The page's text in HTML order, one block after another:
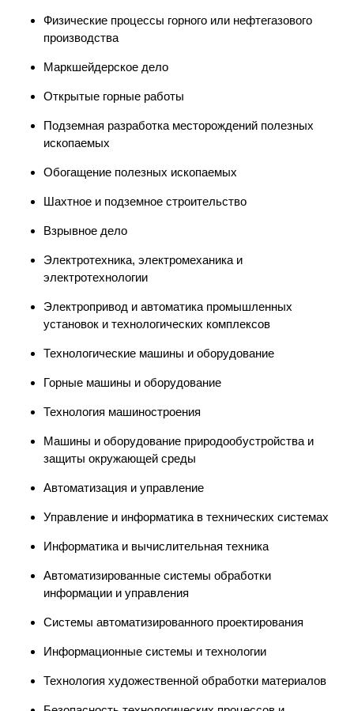
Физические процессы горного или нефтегазового
производства
Маркшейдерское дело
Открытые горные работы
Подземная разработка месторождений полезных
ископаемых
Обогащение полезных ископаемых
Шахтное и подземное строительство
Взрывное дело
Электротехника, электромеханика и
электротехнологии
Электропривод и автоматика промышленных
установок и технологических комплексов
Технологические машины и оборудование
Горные машины и оборудование
Технология машиностроения
Машины и оборудование природообустройства и
защиты окружающей среды
Автоматизация и управление
Управление и информатика в технических системах
Информатика и вычислительная техника
Автоматизированные системы обработки
информации и управления
Системы автоматизированного проектирования
Информационные системы и технологии
Технология художественной обработки материалов